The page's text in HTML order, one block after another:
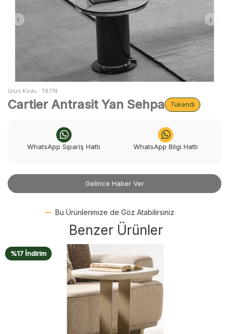
Ürün Kodu : T8774
Cartier Antrasit Yan Sehpa Tükendi
WhatsApp Sipariş Hattı WhatsApp Bilgi Hattı
Gelince Haber Ver
Bu Ürünlerimize de Göz Atabilirsiniz
Benzer Ürünler
%17 İndirim